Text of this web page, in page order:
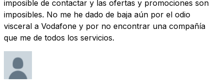
imposible de contactar y las ofertas y promociones son
imposibles. No me he dado de baja aún por el odio
visceral a Vodafone y por no encontrar una compañía
que me de todos los servicios.